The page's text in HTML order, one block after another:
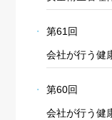
第61回
会社が行う健
第60回
会社が行う健
プライバシー情報
ザに保存された情報が